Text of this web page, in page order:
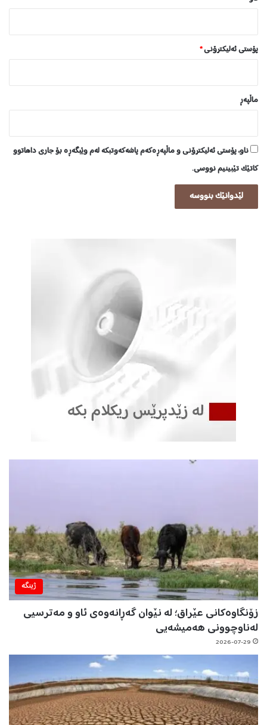
پۆستی ئەلیکترۆنی*
ماڵپه‌ڕ
ناو، پۆستی ئەلیکترۆنی و ماڵپەڕەکەم پاشەکەوتبکە لەم وێبگەڕە بۆ جاری داهاتوو
کاتێک تێبینیم نووسی.
ژینگه‌
زۆنگاوەکانی عێراق؛ لە نێوان گەڕانەوەی ئاو و مەترسیی
لەناوچوونی هەمیشەیی
2026-07-29